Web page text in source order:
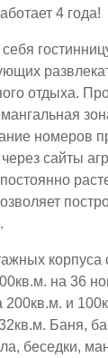
4 года!
отдыха.
номеров
сайты
корпуса
на 36
200кв.м. и
Баня,
беседки,